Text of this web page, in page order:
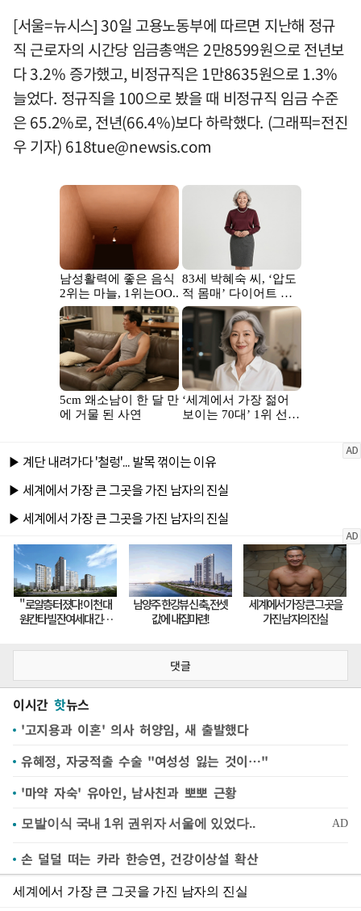
[서울=뉴시스] 30일 고용노동부에 따르면 지난해 정규
직 근로자의 시간당 임금총액은 2만8599원으로 전년보
다 3.2% 증가했고, 비정규직은 1만8635원으로 1.3%
늘었다. 정규직을 100으로 봤을 때 비정규직 임금 수준
은 65.2%로, 전년(66.4%)보다 하락했다. (그래픽=전진
우 기자) 618tue@newsis.com
댓글
이시간 핫뉴스
'고지용과 이혼' 의사 허양임, 새 출발했다
유혜정, 자궁적출 수술 "여성성 잃는 것이…"
'마약 자숙' 유아인, 남사친과 뽀뽀 근황
손 덜덜 떠는 카라 한승연, 건강이상설 확산